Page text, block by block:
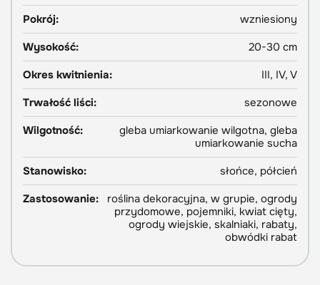
Pokrój:
wzniesiony
Wysokość:
20-30 cm
Okres kwitnienia:
III, IV, V
Trwałość liści:
sezonowe
Wilgotność:
gleba umiarkowanie wilgotna, gleba
umiarkowanie sucha
Stanowisko:
słońce, półcień
Zastosowanie:
roślina dekoracyjna, w grupie, ogrody
przydomowe, pojemniki, kwiat cięty,
ogrody wiejskie, skalniaki, rabaty,
obwódki rabat